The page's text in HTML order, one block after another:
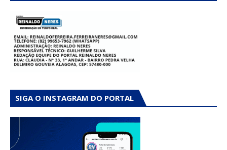
SIGA O INSTAGRAM DO PORTAL